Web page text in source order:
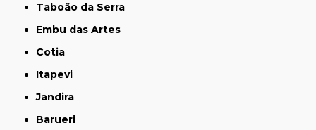
Taboão da Serra
Embu das Artes
Cotia
Itapevi
Jandira
Barueri